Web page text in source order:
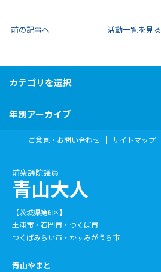
前の記事へ 活動一覧を見る
カテゴリを選択
年別アーカイブ
前衆議院議員
青山大人
【茨城県第6区】
土浦市・石岡市・つくば市
つくばみらい市・かすみがうら市
青山やまと
ご意見・お問い合わせ サイトマップ